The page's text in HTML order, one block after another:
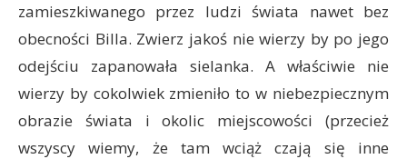
zamieszkiwanego przez ludzi świata nawet bez
obecności Billa. Zwierz jakoś nie wierzy by po jego
odejściu zapanowała sielanka. A właściwie nie
wierzy by cokolwiek zmieniło to w niebezpiecznym
obrazie świata i okolic miejscowości (przecież
wszyscy wiemy, że tam wciąż czają się inne